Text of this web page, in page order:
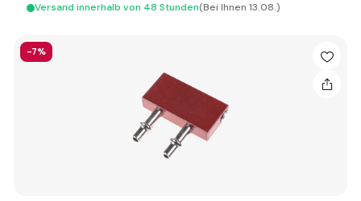
Versand innerhalb von 48 Stunden(Bei Ihnen 13.08.)
-7%